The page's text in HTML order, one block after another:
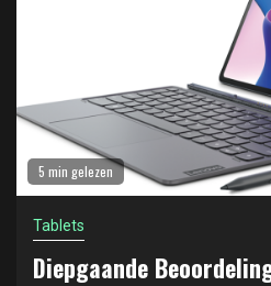
5 min gelezen
Tablets
Diepgaande